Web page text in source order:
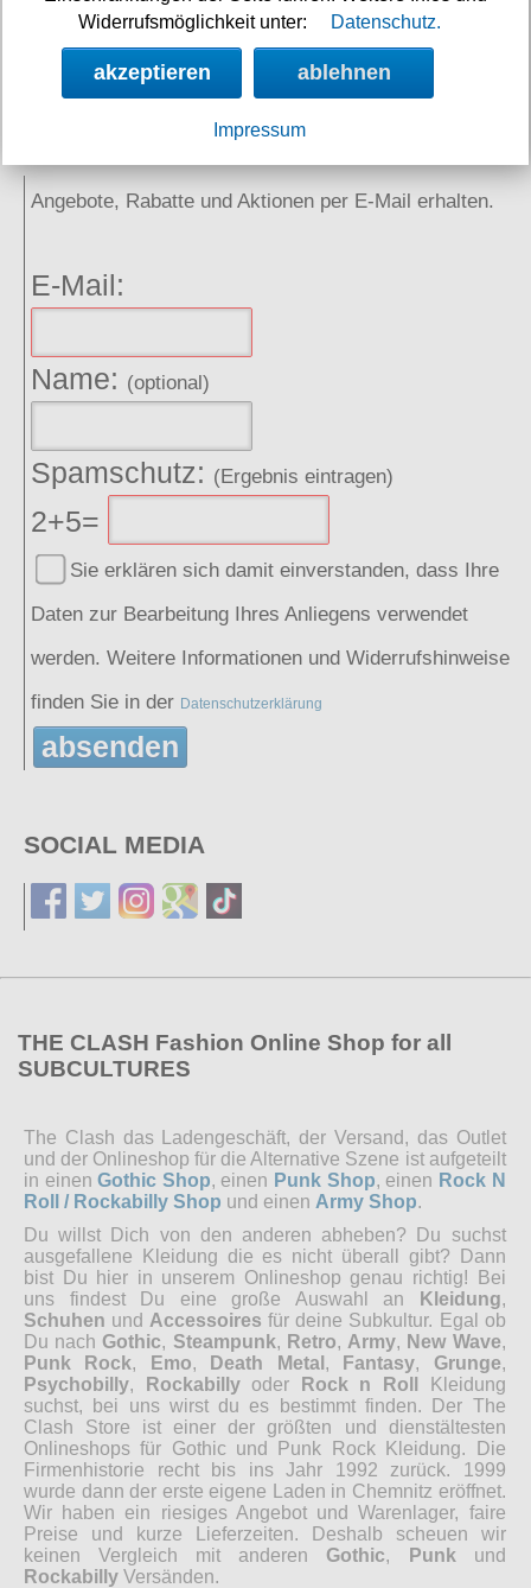
Links
Angebote, Rabatte und Aktionen per E-Mail erhalten.
E-Mail:
Name: (optional)
Spamschutz: (Ergebnis eintragen)
2+5=
Sie erklären sich damit einverstanden, dass Ihre
Daten zur Bearbeitung Ihres Anliegens verwendet
werden. Weitere Informationen und Widerrufshinweise
finden Sie in der Datenschutzerklärung
absenden
SOCIAL MEDIA
THE CLASH Fashion Online Shop for all
SUBCULTURES
The Clash das Ladengeschäft, der Versand, das Outlet
und der Onlineshop für die Alternative Szene ist aufgeteilt
in einenGothic Shop, einen Punk Shop, einen Rock N
Roll / Rockabilly Shop und einen Army Shop.
Du willst Dich von den anderen abheben? Du suchst
ausgefallene Kleidung die es nicht überall gibt? Dann
bist Du hier in unserem Onlineshop genau richtig! Bei
uns findest Du eine große Auswahl an
Kleidung,
Schuhen und Accessoires für deine Subkultur. Egal ob
Du nach Gothic, Steampunk, Retro, Army, New Wave,
Punk Rock, Emo, Death Metal , Fantasy, Grunge,
Psychobilly, Rockabillyoder Rock n Roll
Kleidung
suchst, bei uns wirst du es bestimmt finden. Der The
Clash Store ist einer der größten und dienstältesten
Onlineshops für Gothic und Punk Rock Kleidung. Die
Firmenhistorie recht bis ins Jahr 1992 zurück. 1999
wurde dann der erste eigene Laden in Chemnitz eröffnet.
Wir haben ein riesiges Angebot und Warenlager, faire
Preise und kurze Lieferzeiten. Deshalb scheuen wir
keinen Vergleich mit anderen Gothic, Punk und
Rockabilly Versänden.
Widerrufsmöglichkeit unter:
Datenschutz.
akzeptieren ablehnen
Impressum